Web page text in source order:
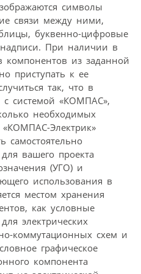
символы
связи между ними,
буквенно-цифровые
При наличии в
компонентов из заданной
приступать к ее
так, что в
с системой «КОМПАС»,
необходимых
Электрик»
самостоятельно
вашего проекта
(УГО) и
использования в
местом хранения
как условные
электрических
коммутационных схем и
графическое
компонента